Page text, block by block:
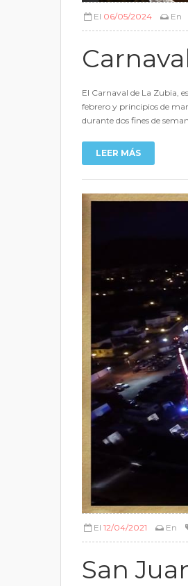
El 06/05/2024 En
El Carnaval de La Zubia,
febrero y principios de
durante dos fines de
LEER MÁS
El 12/04/2021 En
San